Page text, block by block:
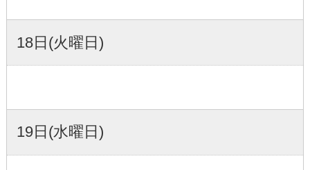
18日(火曜日)
19日(水曜日)